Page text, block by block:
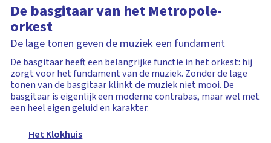
De basgitaar van het Metropole-
orkest
De lage tonen geven de muziek een fundament
De basgitaar heeft een belangrijke functie in het orkest: hij
zorgt voor het fundament van de muziek. Zonder de lage
tonen van de basgitaar klinkt de muziek niet mooi. De
basgitaar is eigenlijk een moderne contrabas, maar wel met
een heel eigen geluid en karakter.
Het Klokhuis